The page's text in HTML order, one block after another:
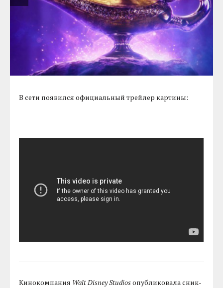
В сети появился официальный трейлер картины:
Кинокомпания Walt Disney Studiosопубликовала сник-